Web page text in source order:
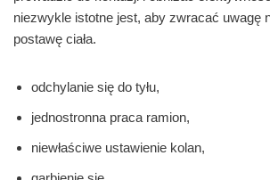
niezwykle istotne jest, aby zwracać uwagę
postawę ciała.
odchylanie się do tyłu,
jednostronna praca ramion,
niewłaściwe ustawienie kolan,